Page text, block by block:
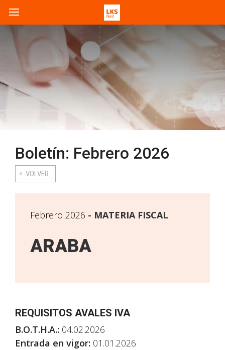
Boletín: Febrero 2026
VOLVER
Febrero 2026 MATERIA FISCAL
ARABA
REQUISITOS AVALES IVA
B.O.T.H.A.: 04.02.2026
Entrada en vigor: 01.01.2026